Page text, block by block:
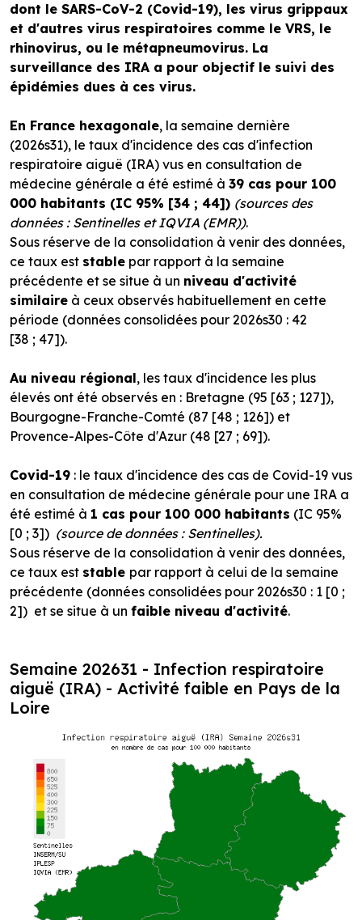
dont le SARS-CoV-2 (Covid-19), les virus grippaux
et d'autres virus respiratoires comme le VRS, le
rhinovirus, ou le métapneumovirus. La
surveillance des IRA a pour objectif le suivi des
épidémies dues à ces virus.
En France hexagonale, la semaine dernière
(2026s31), le taux d'incidence des cas d'infection
respiratoire aiguë (IRA) vus en consultation de
médecine générale a été estimé à 39 cas pour 100
000 habitants (IC 95% [34 ; 44]) (sources des
données : Sentinelles et IQVIA (EMR)).
Sous réserve de la consolidation à venir des données,
ce taux est stable par rapport à la semaine
précédente et se situe à un niveau d'activité
similaire à ceux observés habituellement en cette
période (données consolidées pour 2026s30 : 42
[38 ; 47]).
Au niveau régional, les taux d'incidence les plus
élevés ont été observés en : Bretagne (95 [63 ; 127]),
Bourgogne-Franche-Comté (87 [48 ; 126]) et
Provence-Alpes-Côte d'Azur (48 [27 ; 69]).
Covid-19 : le taux d'incidence des cas de Covid-19 vus
en consultation de médecine générale pour une IRA a
été estimé à 1 cas pour 100 000 habitants (IC 95%
[0 ; 3]) (source de données : Sentinelles).
Sous réserve de la consolidation à venir des données,
ce taux est stable par rapport à celui de la semaine
précédente (données consolidées pour 2026s30 : 1 [0 ;
2]) et se situe à un faible niveau d'activité.
Semaine 202631 - Infection respiratoire
aiguë (IRA) - Activité faible en Pays de la
Loire